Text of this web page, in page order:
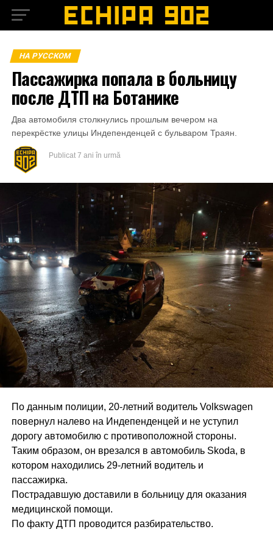
НА РУССКОМ
Пассажирка попала в больницу
после ДТП на Ботанике
Два автомобиля столкнулись прошлым вечером на
перекрёстке улицы Индепенденцей с бульваром Траян.
Publicat 7 ani în urmă
По данным полиции, 20-летний водитель Volkswagen
повернул налево на Индепенденцей и не уступил
дорогу автомобилю с противоположной стороны.
Таким образом, он врезался в автомобиль Skoda, в
котором находились 29-летний водитель и
пассажирка.
Пострадавшую доставили в больницу для оказания
медицинской помощи.
По факту ДТП проводится разбирательство.